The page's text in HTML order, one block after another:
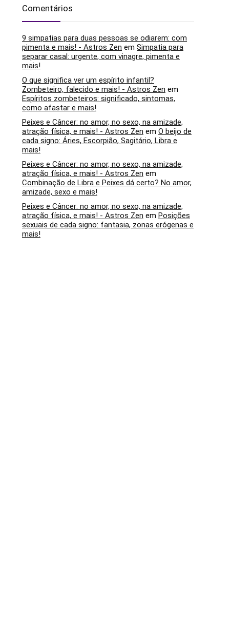
Comentários
9 simpatias para duas pessoas se odiarem: com
pimenta e mais! - Astros Zen em Simpatia para
separar casal: urgente, com vinagre, pimenta e
mais!
O que significa ver um espírito infantil?
Zombeteiro, falecido e mais! - Astros Zen em
Espíritos zombeteiros: significado, sintomas,
como afastar e mais!
Peixes e Câncer: no amor, no sexo, na amizade,
atração física, e mais! - Astros Zen em O beijo de
cada signo: Áries, Escorpião, Sagitário, Libra e
mais!
Peixes e Câncer: no amor, no sexo, na amizade,
atração física, e mais! - Astros Zen em
Combinação de Libra e Peixes dá certo? No amor,
amizade, sexo e mais!
Peixes e Câncer: no amor, no sexo, na amizade,
atração física, e mais! - Astros Zen em Posições
sexuais de cada signo: fantasia, zonas erógenas e
mais!